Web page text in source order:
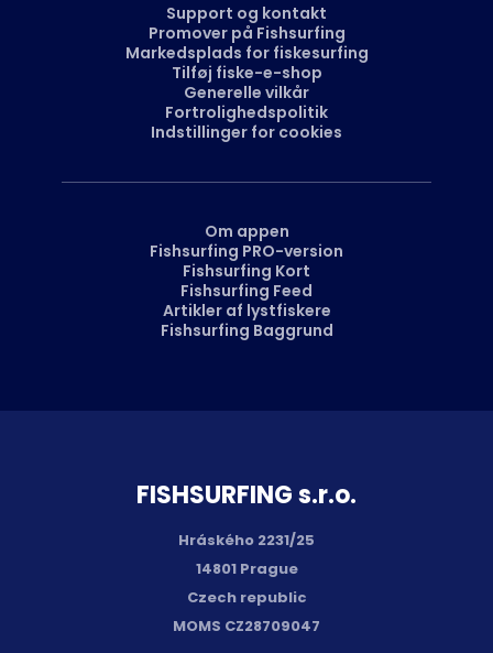
FISH­SURFING s.r.o.
Hráského 2231/25
14801 Prague
Czech republic
MOMS CZ28709047
Support og kontakt
Promover på Fishsurfing
Markedsplads for fiskesurfing
Tilføj fiske-e-shop
Generelle vilkår
Fortrolighedspolitik
Indstillinger for cookies
Om appen
Fishsurfing PRO-version
Fishsurfing Kort
Fishsurfing Feed
Artikler af lystfiskere
Fishsurfing Baggrund